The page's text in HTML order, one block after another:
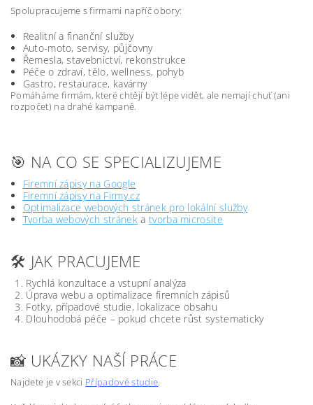
Spolupracujeme s firmami napříč obory:
Realitní a finanční služby
Auto-moto, servisy, půjčovny
Řemesla, stavebnictví, rekonstrukce
Péče o zdraví, tělo, wellness, pohyb
Gastro, restaurace, kavárny
Pomáháme firmám, které chtějí být lépe vidět, ale nemají chuť (ani
rozpočet) na drahé kampaně.
🎯 NA CO SE SPECIALIZUJEME
Firemní zápisy na Google
Firemní zápisy na Firmy.cz
Optimalizace webových stránek pro lokální služby
Tvorba webových stráneka tvorba microsite
🛠️ JAK PRACUJEME
Rychlá konzultace a vstupní analýza
Úprava webu a optimalizace firemních zápisů
Fotky, případové studie, lokalizace obsahu
Dlouhodobá péče – pokud chcete růst systematicky
📸 UKÁZKY NAŠÍ PRÁCE
Najdete je v sekci Případové studie.